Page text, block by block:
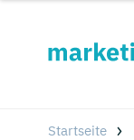
Startseite